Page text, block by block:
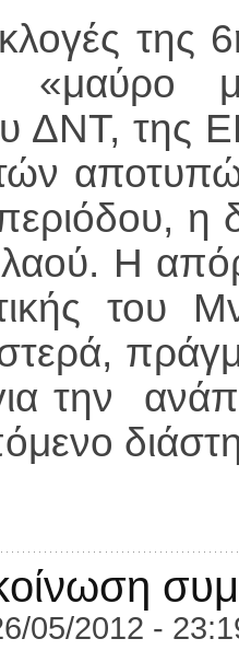
της
«μαύρο
ΔΝΤ, της
η
λαού. Η
του
την
05/2012 -